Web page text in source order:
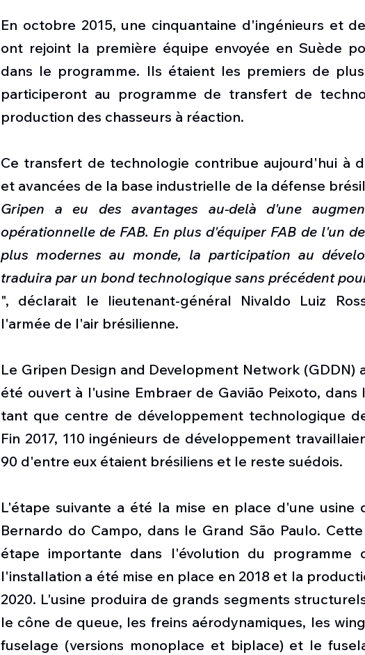
En octobre 2015, une cinquantaine d'ingénieurs et
ont rejoint la première équipe envoyée en Suède
dans le programme. Ils étaient les premiers de
participeront au programme de transfert de
production des chasseurs à réaction.
Ce transfert de technologie contribue aujourd'hui à
et avancées de la base industrielle de la défense
Gripen a eu des avantages au-delà d'une
opérationnelle de FAB. En plus d'équiper FAB de l'un
plus modernes au monde, la participation au
traduira par un bond technologique sans précédent
", déclarait le lieutenant-général Nivaldo Luiz
l'armée de l'air brésilienne.
Le Gripen Design and Development Network (GDDN)
été ouvert à l'usine Embraer de Gavião Peixoto, dans
tant que centre de développement technologique
Fin 2017, 110 ingénieurs de développement
90 d'entre eux étaient brésiliens et le reste suédois.
L'étape suivante a été la mise en place d'une usine
Bernardo do Campo, dans le Grand São Paulo.
étape importante dans l'évolution du programme
l'installation a été mise en place en 2018 et la
2020. L'usine produira de grands segments
le cône de queue, les freins aérodynamiques, les
fuselage (versions monoplace et biplace) et le